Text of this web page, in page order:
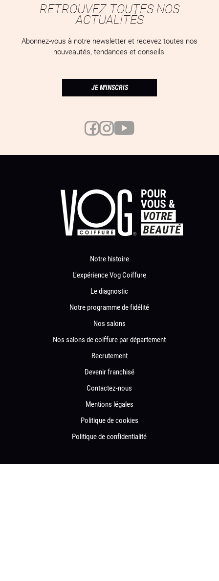
RETROUVEZ TOUTES NOS
ACTUALITÉS
Abonnez-vous à notre newsletter et recevez toutes nos
nouveautés, tendances et conseils.
JE M'INSCRIS
Notre histoire
L’expérience Vog Coiffure
Le diagnostic
Notre programme de fidélité
Nos salons
Nos salons de coiffure par département
Recrutement
Devenir franchisé
Contactez-nous
Mentions légales
Politique de cookies
Politique de confidentialité